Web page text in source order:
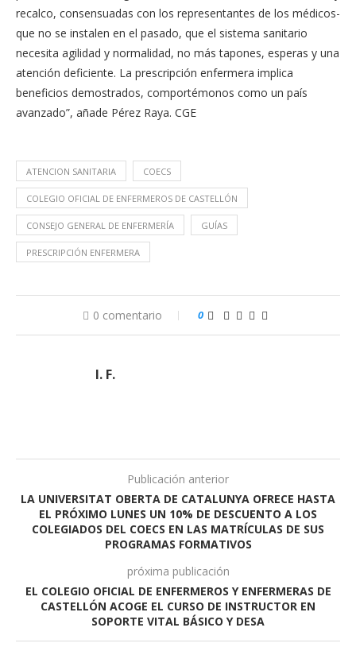
recalco, consensuadas con los representantes de los médicos-
que no se instalen en el pasado, que el sistema sanitario
necesita agilidad y normalidad, no más tapones, esperas y una
atención deficiente. La prescripción enfermera implica
beneficios demostrados, comportémonos como un país
avanzado”, añade Pérez Raya. CGE
ATENCION SANITARIA COECS
COLEGIO OFICIAL DE ENFERMEROS DE CASTELLÓN
CONSEJO GENERAL DE ENFERMERÍA GUÍAS
PRESCRIPCIÓN ENFERMERA
0 comentario 0
I. F.
Publicación anterior
LA UNIVERSITAT OBERTA DE CATALUNYA OFRECE HASTA
EL PRÓXIMO LUNES UN 10% DE DESCUENTO A LOS
COLEGIADOS DEL COECS EN LAS MATRÍCULAS DE SUS
PROGRAMAS FORMATIVOS
próxima publicación
EL COLEGIO OFICIAL DE ENFERMEROS Y ENFERMERAS DE
CASTELLÓN ACOGE EL CURSO DE INSTRUCTOR EN
SOPORTE VITAL BÁSICO Y DESA